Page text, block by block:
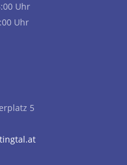
Uhr
Uhr
5